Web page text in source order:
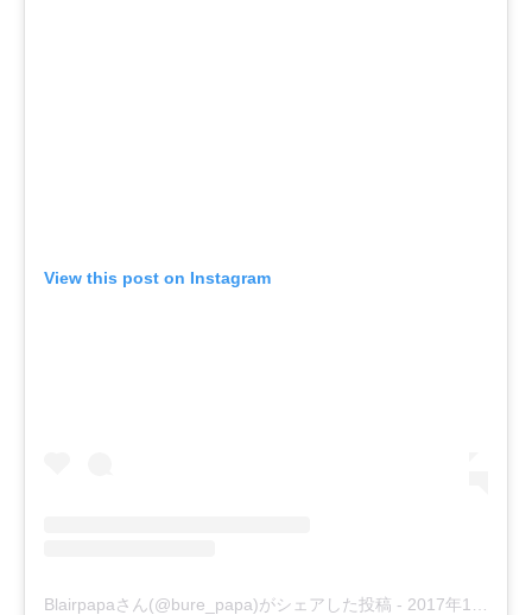
View this post on Instagram
Blairpapaさん(@bure_papa)がシェアした投稿 - 2017年10月月26日午前12時49分PDT